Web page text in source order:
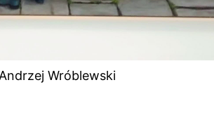
Andrzej Wróblewski